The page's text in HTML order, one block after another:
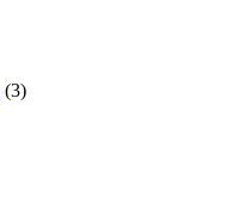
(3)